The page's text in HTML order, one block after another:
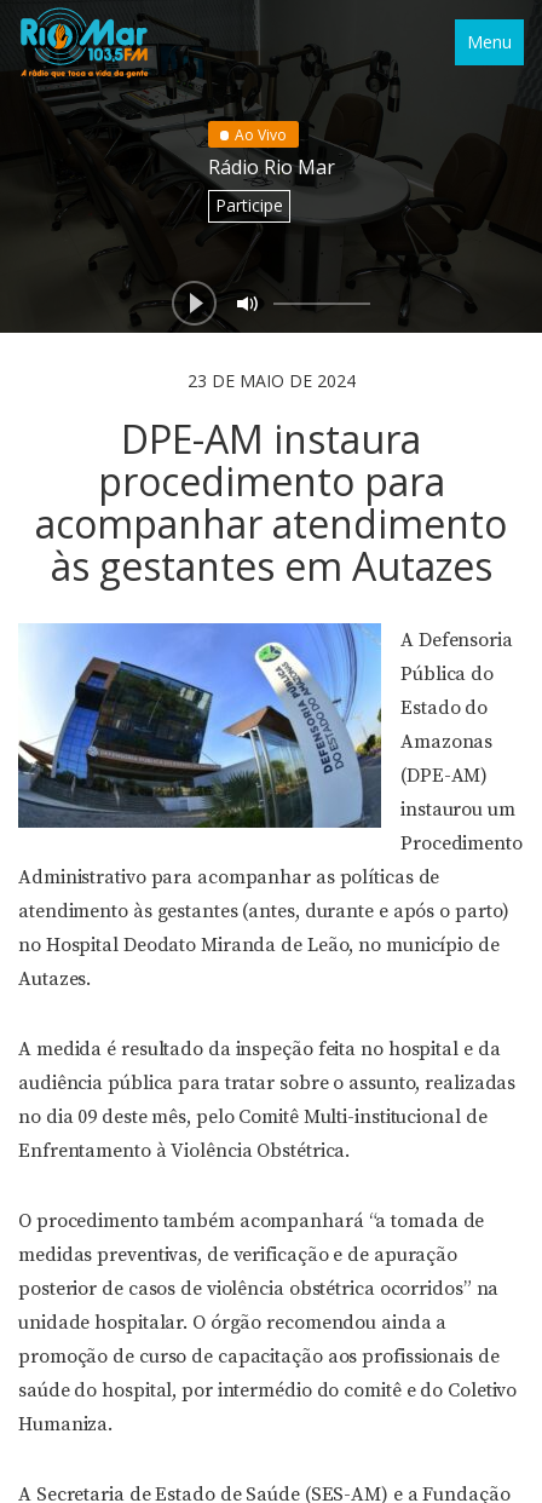
Menu
Ao Vivo
Rádio Rio Mar
Participe
23 DE MAIO DE 2024
DPE-AM instaura
procedimento para
acompanhar atendimento
às gestantes em Autazes
A Defensoria
Pública do
Estado do
Amazonas
(DPE-AM)
instaurou um
Procedimento
Administrativo para acompanhar as políticas de
atendimento às gestantes (antes, durante e após o parto)
no Hospital Deodato Miranda de Leão, no município de
Autazes.
A medida é resultado da inspeção feita no hospital e da
audiência pública para tratar sobre o assunto, realizadas
no dia 09 deste mês, pelo Comitê Multi-institucional de
Enfrentamento à Violência Obstétrica.
O procedimento também acompanhará “a tomada de
medidas preventivas, de verificação e de apuração
posterior de casos de violência obstétrica ocorridos” na
unidade hospitalar. O órgão recomendou ainda a
promoção de curso de capacitação aos profissionais de
saúde do hospital, por intermédio do comitê e do Coletivo
Humaniza.
A Secretaria de Estado de Saúde (SES-AM) e a Fundação